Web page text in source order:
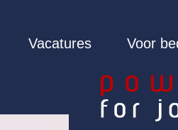
Vacatures Voor